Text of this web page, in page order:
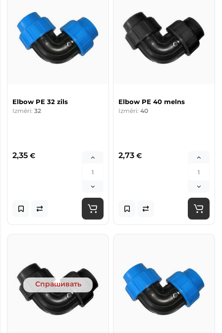
Elbow PE 32 zils
Izmēri: 32
2,35 €
Elbow PE 40 melns
Izmēri: 40
2,73 €
Спрашивать